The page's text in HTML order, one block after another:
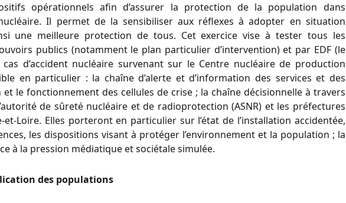
opérationnels afin d’assurer la protection de la population dans
nucléaire. Il permet de la sensibiliser aux réflexes à adopter en situation
une meilleure protection de tous. Cet exercice vise à tester tous les
publics (notamment le plan particulier d’intervention) et par EDF (le
d’accident nucléaire survenant sur le Centre nucléaire de production
en particulier : la chaîne d’alerte et d’information des services et des
le fonctionnement des cellules de crise ; la chaîne décisionnelle à travers
de sûreté nucléaire et de radioprotection (ASNR) et les préfectures
et-Loire. Elles porteront en particulier sur l’état de l’installation accidentée,
les dispositions visant à protéger l’environnement et la population ; la
à la pression médiatique et sociétale simulée.
des populations